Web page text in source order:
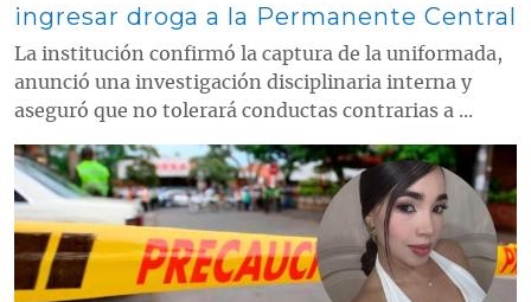
ingresar droga a la Permanente Central
La institución confirmó la captura de la uniformada,
anunció una investigación disciplinaria interna y
aseguró que no tolerará conductas contrarias a ...
Contenido multimedia principal